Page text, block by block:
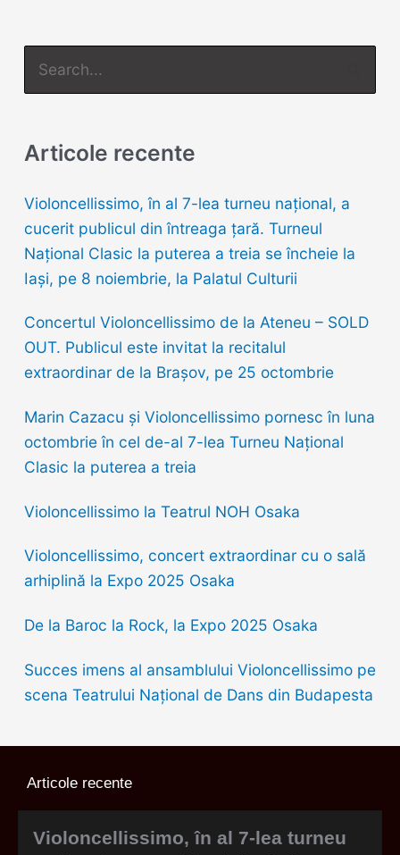
e
r
h
f
o
r
Articole recente
Violoncellissimo, în al 7-lea turneu naţional, a
cucerit publicul din întreaga țară. Turneul
Național Clasic la puterea a treia se încheie la
Iași, pe 8 noiembrie, la Palatul Culturii
Concertul Violoncellissimo de la Ateneu – SOLD
OUT. Publicul este invitat la recitalul
extraordinar de la Brașov, pe 25 octombrie
Marin Cazacu și Violoncellissimo pornesc în luna
octombrie în cel de-al 7-lea Turneu Național
Clasic la puterea a treia
Violoncellissimo la Teatrul NOH Osaka
Violoncellissimo, concert extraordinar cu o sală
arhiplină la Expo 2025 Osaka
De la Baroc la Rock, la Expo 2025 Osaka
Succes imens al ansamblului Violoncellissimo pe
scena Teatrului Național de Dans din Budapesta
Articole recente
Violoncellissimo, în al 7-lea turneu